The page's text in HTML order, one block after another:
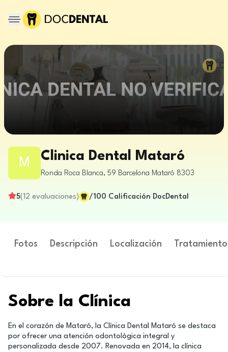
M Clinica Dental Mataró
Ronda Roca Blanca, 59 Barcelona Mataró 8303
5(12 evaluaciones) /100 Calificación DocDental
Fotos Descripción Localización
Sobre la Clínica
En el corazón de Mataró, la Clínica Dental Mataró se destaca
por ofrecer una atención odontológica integral y
personalizada desde 2007. Renovada en 2014, la clínica